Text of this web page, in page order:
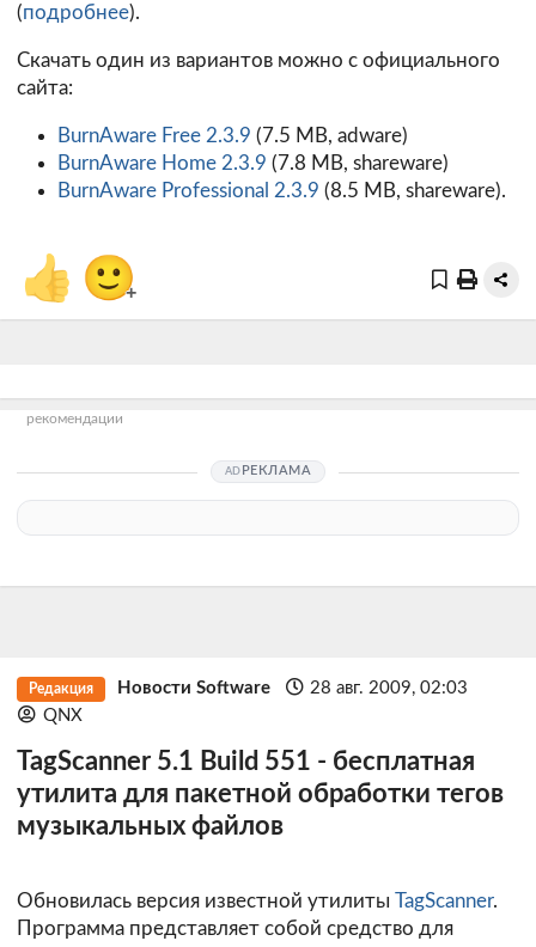
(подробнее).
Скачать один из вариантов можно с официального
сайта:
BurnAware Free 2.3.9 (7.5 MB, adware)
BurnAware Home 2.3.9 (7.8 MB, shareware)
BurnAware Professional 2.3.9 (8.5 MB, shareware).
👍 🙂+
рекомендации
РЕКЛАМА
Редакция Новости Software
28 авг. 2009, 02:03
QNX
TagScanner 5.1 Build 551 - бесплатная
утилита для пакетной обработки тегов
музыкальных файлов
Обновилась версия известной утилиты TagScanner.
Программа представляет собой средство для